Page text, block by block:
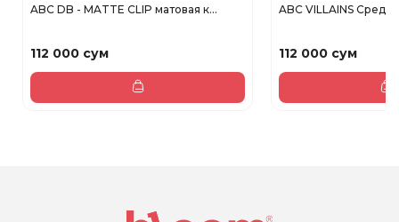
ABC DB - MATTE CLIP матовая к...
112 000 сум
ABC VILLAINS
112 000 сум